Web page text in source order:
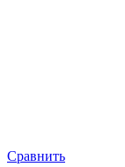
Сравнить